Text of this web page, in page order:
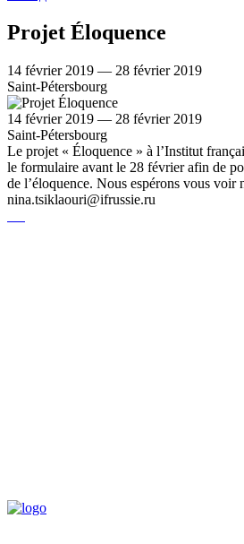
Projet Éloquence
14 février 2019 — 28 février 2019
Saint-Pétersbourg
14 février 2019 — 28 février 2019
Saint-Pétersbourg
Le projet « Éloquence » à l’Institut
le formulaire avant le 28 février afin de
de l’éloquence. Nous espérons vous
nina.tsiklaouri@ifrussie.ru